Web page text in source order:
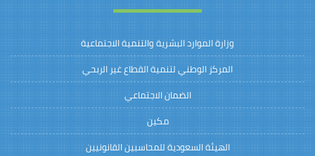
وزارة الموارد البشرية والتنمية الاجتماعية
المركز الوطني لتنمية القطاع غير الربحي
الضمان الاجتماعي
مكين
الهيئة السعودية للمحاسبين القانونيين